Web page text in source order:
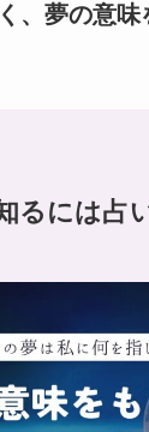
、夢の意
るには占